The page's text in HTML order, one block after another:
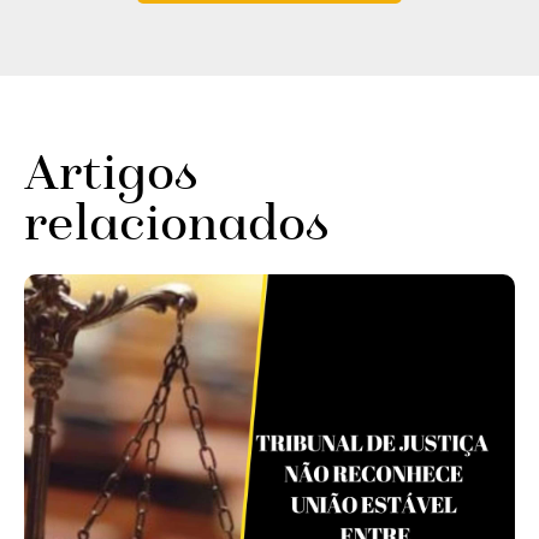
Artigos
relacionados